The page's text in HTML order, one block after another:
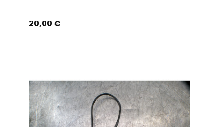
Prix
20,00 €